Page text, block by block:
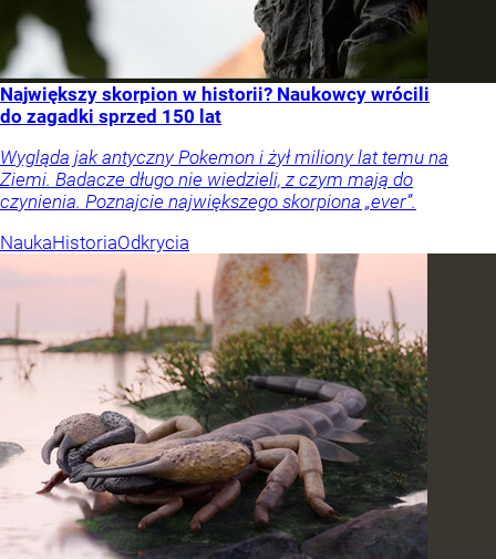
Największy skorpion w historii? Naukowcy wrócili
do zagadki sprzed 150 lat
Wygląda jak antyczny Pokemon i żył miliony lat temu na
Ziemi. Badacze długo nie wiedzieli, z czym mają do
czynienia. Poznajcie największego skorpiona „ever”.
NaukaHistoriaOdkrycia